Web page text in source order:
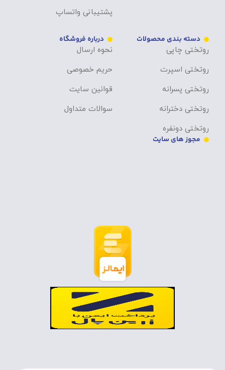
پشتیبانی واتساپ
دسته بندی محصولات
روتختی چاپی
روتختی اسپرت
روتختی پسرانه
روتختی دخترانه
روتختی دونفره
درباره فروشگاه
نحوه ارسال
حریم خصوصی
قوانین سایت
سوالات متداول
مجوز های سایت